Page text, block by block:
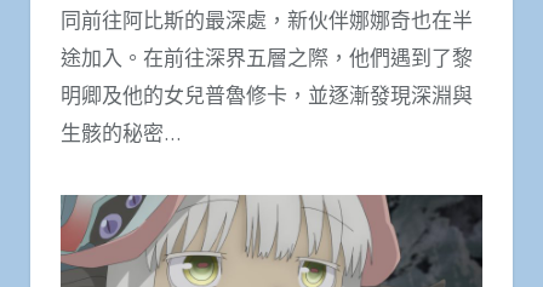
同前往阿比斯的最深處，新伙伴娜娜奇也在半
途加入。在前往深界五層之際，他們遇到了黎
明卿及他的女兒普魯修卡，並逐漸發現深淵與
生骸的秘密…